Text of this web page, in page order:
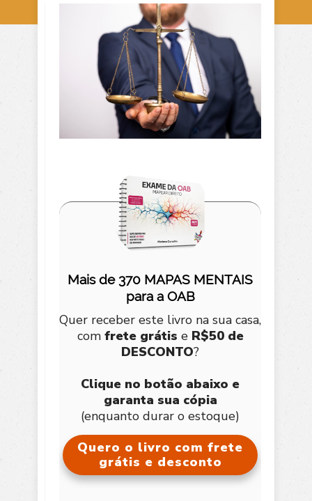
Mais de 370 MAPAS MENTAIS
para a OAB
Quer receber este livro na sua casa,
com frete grátis e R$50 de
DESCONTO?
Clique no botão abaixo e
garanta sua cópia
(enquanto durar o estoque)
Quero o livro com frete
grátis e desconto